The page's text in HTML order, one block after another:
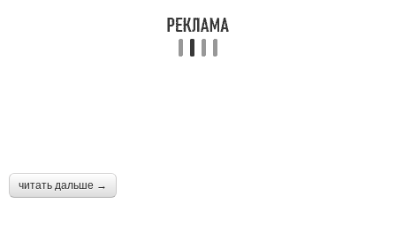
читать дальше →